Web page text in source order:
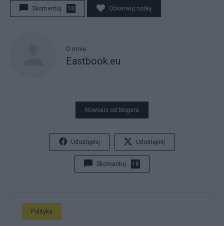
Skomentuj 18 Obserwuj notkę
O mnie
Eastbook.eu
Nowości od blogera
Udostępnij Udostępnij
Skomentuj 18
Polityka